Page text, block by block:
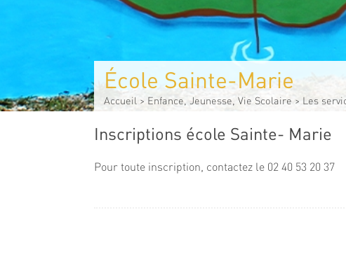
École Sainte-Marie
Accueil > Enfance, Jeunesse, Vie Scolaire > Les
Inscriptions école Sainte- Marie
Pour toute inscription, contactez le 02 40 53 20 37